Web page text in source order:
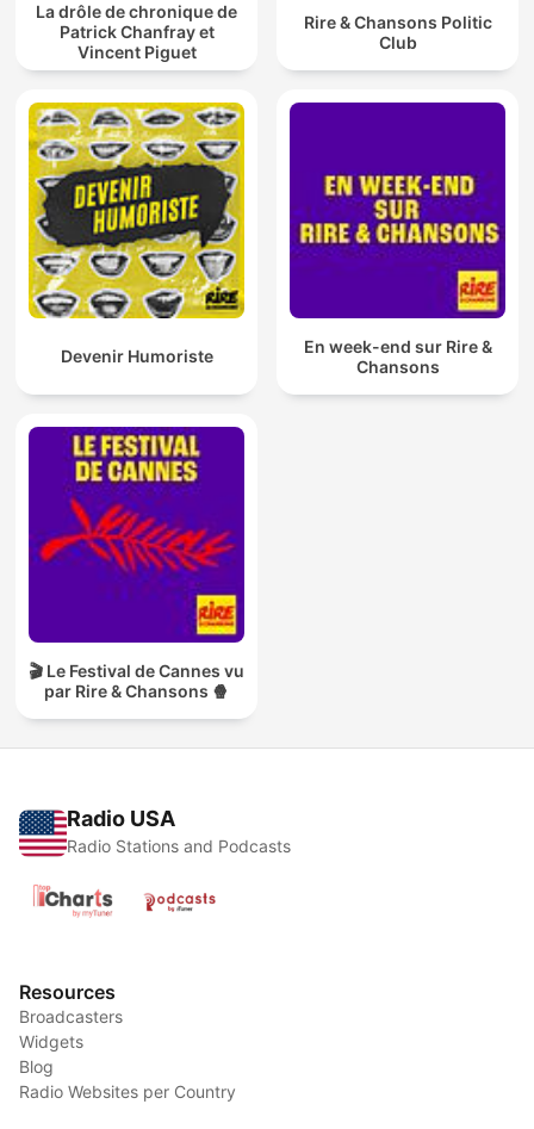
La drôle de chronique de
Patrick Chanfray et
Vincent Piguet
Rire & Chansons Politic
Club
Devenir Humoriste
En week-end sur Rire &
Chansons
🎬 Le Festival de Cannes vu
par Rire & Chansons 🍿
Radio USA
Radio Stations and Podcasts
Resources
Broadcasters
Widgets
Blog
Radio Websites per Country